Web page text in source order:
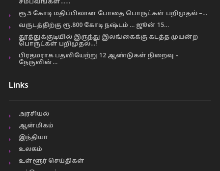
சம்பவங்கள்……
ரூ.5 கோடி மதிப்பிலான போதை பொருட்கள் பறிமுதல் –…
வருடத்திற்கு ரூ.800 கோடி நஷ்டம் … ஜூன் 15…
தூத்துக்குடியில் இருந்து இலங்கைக்கு கடத்த முயன்ற
பொருட்கள் பறிமுதல்…!
பிரதமராக பதவியேற்று 12 ஆண்டுகள் நிறைவு –
நேருவின்…
Links
அரசியல்
ஆன்மிகம்
இந்தியா
உலகம்
உள்ளூர் செய்திகள்